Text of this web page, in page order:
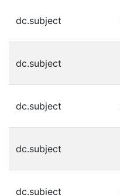
dc.subject
dc.subject
dc.subject
dc.subject
dc.subject